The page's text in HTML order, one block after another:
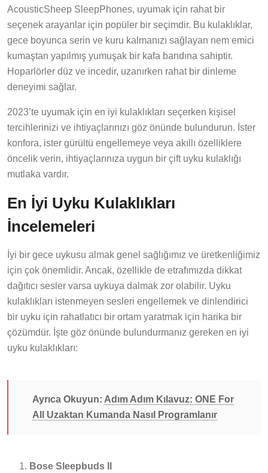
AcousticSheep SleepPhones, uyumak için rahat bir
seçenek arayanlar için popüler bir seçimdir. Bu kulaklıklar,
gece boyunca serin ve kuru kalmanızı sağlayan nem emici
kumaştan yapılmış yumuşak bir kafa bandına sahiptir.
Hoparlörler düz ve incedir, uzanırken rahat bir dinleme
deneyimi sağlar.
2023’te uyumak için en iyi kulaklıkları seçerken kişisel
tercihlerinizi ve ihtiyaçlarınızı göz önünde bulundurun. İster
konfora, ister gürültü engellemeye veya akıllı özelliklere
öncelik verin, ihtiyaçlarınıza uygun bir çift uyku kulaklığı
mutlaka vardır.
En İyi Uyku Kulaklıkları
İncelemeleri
İyi bir gece uykusu almak genel sağlığımız ve üretkenliğimiz
için çok önemlidir. Ancak, özellikle de etrafımızda dikkat
dağıtıcı sesler varsa uykuya dalmak zor olabilir. Uyku
kulaklıkları istenmeyen sesleri engellemek ve dinlendirici
bir uyku için rahatlatıcı bir ortam yaratmak için harika bir
çözümdür. İşte göz önünde bulundurmanız gereken en iyi
uyku kulaklıkları:
Ayrıca Okuyun: Adım Adım Kılavuz: ONE For
All Uzaktan Kumanda Nasıl Programlanır
Bose Sleepbuds II